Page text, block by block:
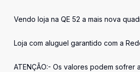
Vendo loja na QE 52 a mais nova
Loja com aluguel garantido com a
ATENÇÃO:- Os valores podem